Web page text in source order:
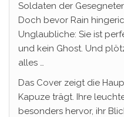
Soldaten der
Doch bevor Rain
Unglaubliche: Sie ist
und kein Ghost. Und
alles …
Das Cover zeigt die
Kapuze trägt. Ihre
besonders hervor, ihr